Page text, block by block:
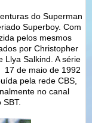
do Superman
Superboy. Com
pelos mesmos
por Christopher
Llya Salkind. A série
de maio de 1992
pela rede CBS,
no canal